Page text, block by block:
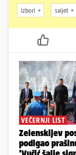
izbori svijet